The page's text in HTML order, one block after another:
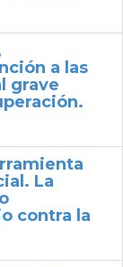
a las
grave
La
contra la